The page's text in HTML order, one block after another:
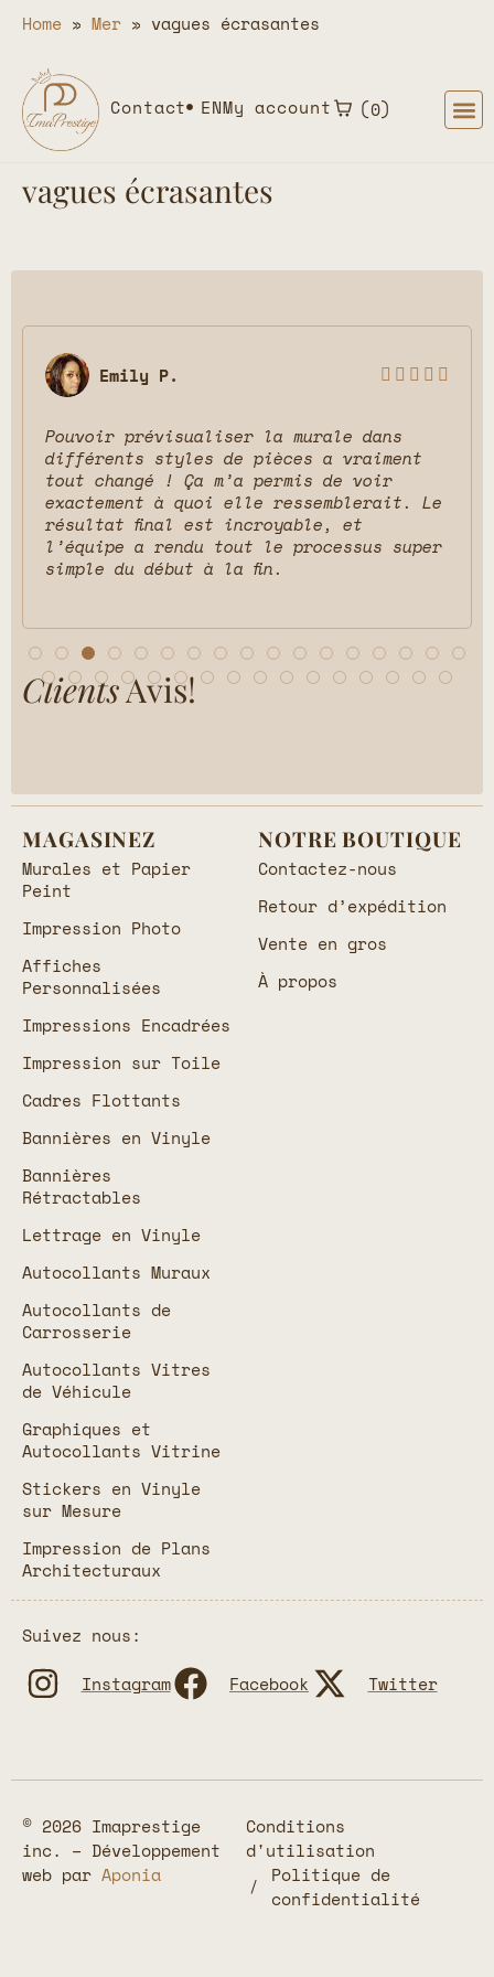
Home » Mer » vagues écrasantes
Contact ENMy account 0
vagues écrasantes
Emily P.     
Pouvoir prévisualiser la murale dans
différents styles de pièces a vraiment
tout changé ! Ça m’a permis de voir
exactement à quoi elle ressemblerait. Le
résultat final est incroyable, et
l’équipe a rendu tout le processus super
simple du début à la fin.
ClientsAvis!
MAGASINEZ
Murales et Papier
Peint
Impression Photo
Affiches
Personnalisées
Impressions Encadrées
Impression sur Toile
Cadres Flottants
Bannières en Vinyle
Bannières
Rétractables
Lettrage en Vinyle
Autocollants Muraux
Autocollants de
Carrosserie
Autocollants Vitres
de Véhicule
Graphiques et
Autocollants Vitrine
Stickers en Vinyle
sur Mesure
Impression de Plans
Architecturaux
NOTRE BOUTIQUE
Contactez-nous
Retour d’expédition
Vente en gros
À propos
Suivez nous:
Instagram
Facebook Twitter
© 2026 Imaprestige
inc. – Développement
web par Aponia
Conditions
d'utilisation
Politique de
confidentialité